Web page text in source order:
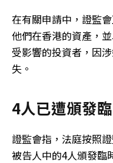
在有關申請中，證監
他們在香港的資產，
受影響的投資者，因
失。
4人已遭頒發
證監會指，法庭按照
被告人中的4人頒發臨